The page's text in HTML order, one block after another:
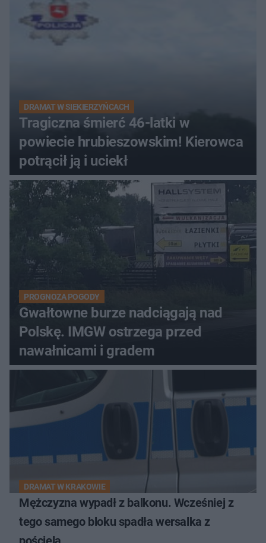
DRAMAT W SIEKIERZYŃCACH
Tragiczna śmierć 46-latki w
powiecie hrubieszowskim! Kierowca
potrącił ją i uciekł
PROGNOZA POGODY
Gwałtowne burze nadciągają nad
Polskę. IMGW ostrzega przed
nawałnicami i gradem
DRAMAT W KRAKOWIE
Mężczyzna wypadł z balkonu. Wcześniej z
tego samego bloku spadła wersalka z